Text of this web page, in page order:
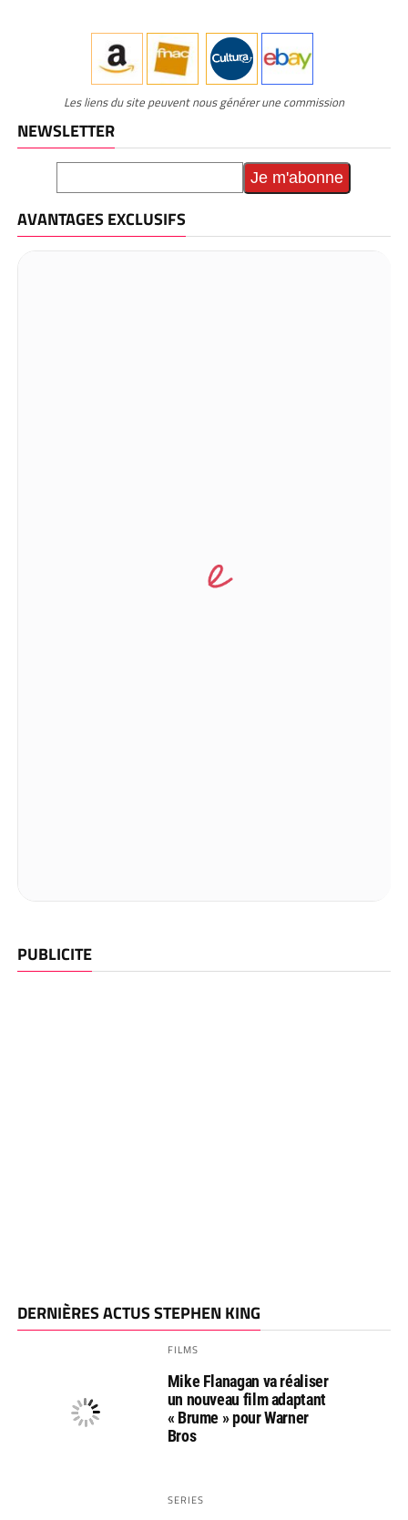
Les liens du site peuvent nous générer une commission
NEWSLETTER
AVANTAGES EXCLUSIFS
PUBLICITE
DERNIÈRES ACTUS STEPHEN KING
FILMS
Mike Flanagan va réaliser
un nouveau film adaptant
« Brume » pour Warner
Bros
SERIES